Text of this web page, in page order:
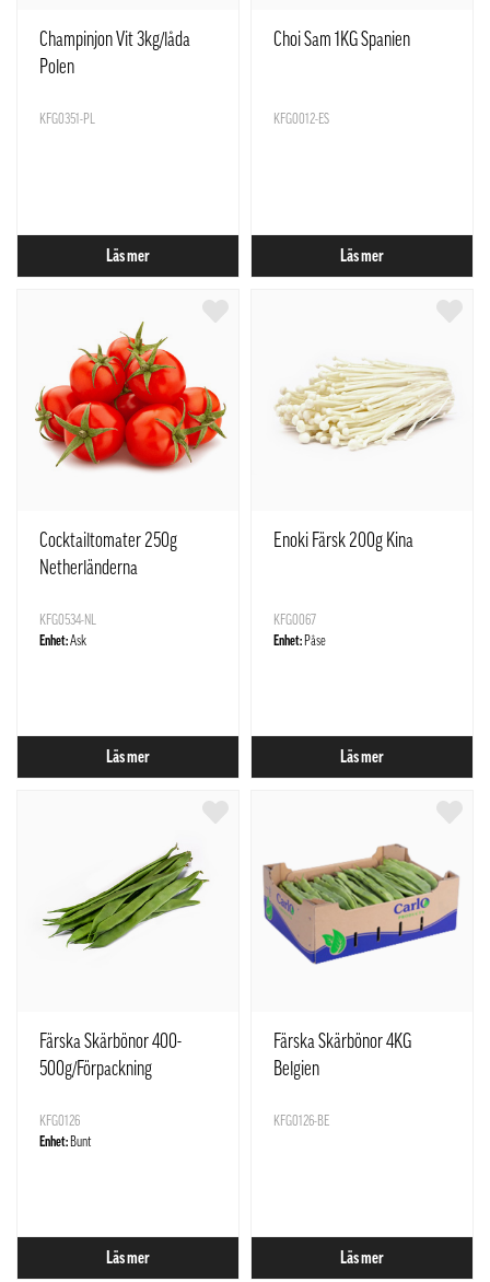
Champinjon Vit 3kg/låda
Polen
KFG0351-PL
Läs mer
Choi Sam 1KG Spanien
KFG0012-ES
Läs mer
Cocktailtomater 250g
Netherländerna
KFG0534-NL
Enhet:Ask
Läs mer
Enoki Färsk 200g Kina
KFG0067
Enhet: Påse
Läs mer
Färska Skärbönor 400-
500g/Förpackning
KFG0126
Enhet: Bunt
Läs mer
Färska Skärbönor 4KG
Belgien
KFG0126-BE
Läs mer